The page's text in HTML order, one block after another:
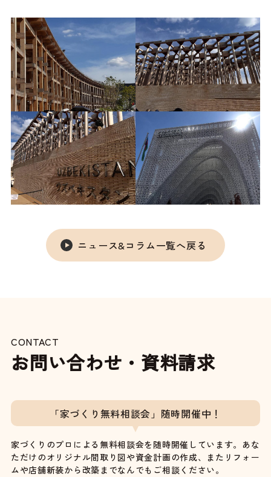
ニュース&コラム一覧へ戻る
CONTACT
お問い合わせ・資料請求
「家づくり無料相談会」随時開催中！
家づくりのプロによる無料相談会を随時開催しています。あな
ただけのオリジナル間取り図や資金計画の作成、またリフォー
ムや店舗新装から改築までなんでもご相談ください。